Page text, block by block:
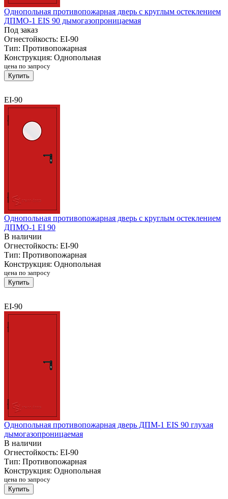
Однопольная противопожарная дверь с круглым остеклением
ДПМО-1 EIS 90 дымогазопроницаемая
Под заказ
Огнестойкость: EI-90
Тип: Противопожарная
Конструкция: Однопольная
цена по запросу
Купить
EI-90
Однопольная противопожарная дверь с круглым остеклением
ДПМО-1 EI 90
В наличии
Огнестойкость: EI-90
Тип: Противопожарная
Конструкция: Однопольная
цена по запросу
Купить
EI-90
Однопольная противопожарная дверь ДПМ-1 EIS 90 глухая
дымогазопроницаемая
В наличии
Огнестойкость: EI-90
Тип: Противопожарная
Конструкция: Однопольная
цена по запросу
Купить